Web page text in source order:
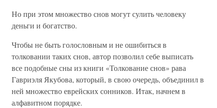
Но при этом множество снов могут сулить человеку
деньги и богатство.
Чтобы не быть голословным и не ошибиться в
толковании таких снов, автор позволил себе выписать
все подобные сны из книги «Толкование снов» рава
Гавриэля Якубова, который, в свою очередь, объединил в
ней множество еврейских сонников. Итак, начнем в
алфавитном порядке.